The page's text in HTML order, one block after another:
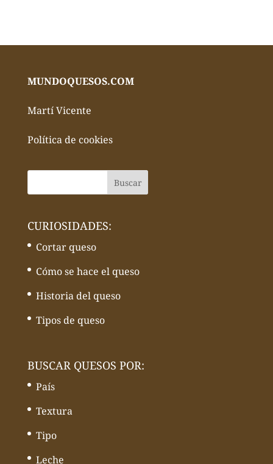
MUNDOQUESOS.COM
Martí Vicente
Política de cookies
CURIOSIDADES:
Cortar queso
Cómo se hace el queso
Historia del queso
Tipos de queso
BUSCAR QUESOS POR:
País
Textura
Tipo
Leche